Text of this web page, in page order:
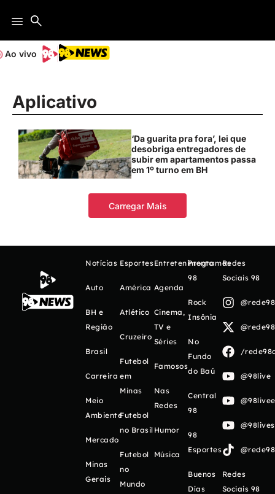
Ao vivo
Aplicativo
‘Da guarita pra fora’, lei que
desobriga entregadores de
subir em apartamentos passa
em 1º turno em BH
Carregar Mais
Notícias
Auto
BH e
Região
Brasil
Carreira
Meio
Ambiente
Mercado
Minas
Gerais
Esportes
América
Atlético
Cruzeiro
Futebol
em
Minas
Futebol
no Brasil
Futebol
no
Mundo
Entretenimento
Agenda
Cinema,
TV e
Séries
Famosos
Nas
Redes
Humor
Música
Programas
98
Rock
Insônia
No
Fundo
do Baú
Central
98
98
Esportes
Buenos
Días
Redes
Sociais 98
/
@98live
Redes
Sociais 98